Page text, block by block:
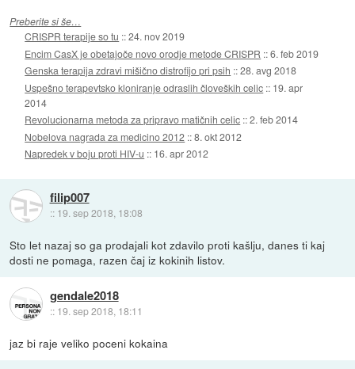
Preberite si še…
CRISPR terapije so tu ::24. nov 2019
Encim CasX je obetajoče novo orodje metode CRISPR ::6. feb 2019
Genska terapija zdravi mišično distrofijo pri psih ::28. avg 2018
Uspešno terapevtsko kloniranje odraslih človeških celic :: 19. apr
2014
Revolucionarna metoda za pripravo matičnih celic ::2. feb 2014
Nobelova nagrada za medicino 2012 ::8. okt 2012
Napredek v boju proti HIV-u :: 16. apr 2012
filip007
:: 19. sep 2018, 18:08
Sto let nazaj so ga prodajali kot zdavilo proti kašlju, danes ti kaj
dosti ne pomaga, razen čaj iz kokinih listov.
gendale2018
:: 19. sep 2018, 18:11
jaz bi raje veliko poceni kokaina